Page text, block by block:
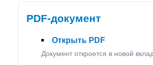
PDF-документ
Открыть PDF
Документ откроется в новой